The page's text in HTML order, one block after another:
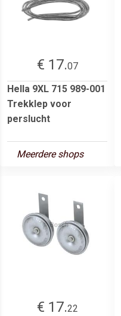
€ 17.07
Hella 9XL 715 989-001
Trekklep voor
perslucht
Meerdere shops
€ 17.22